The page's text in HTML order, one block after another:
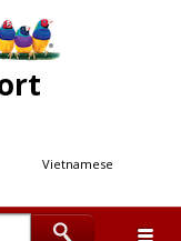
Vietnamese